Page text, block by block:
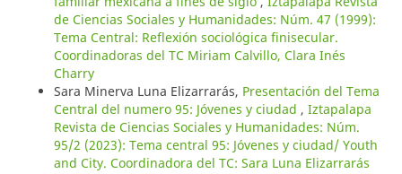
de Ciencias Sociales y Humanidades: Núm. 47 (1999):
Tema Central: Reflexión sociológica finisecular.
Coordinadoras del TC Miriam Calvillo, Clara Inés
Charry
Sara Minerva Luna Elizarrarás, Presentación del Tema
Central del numero 95: Jóvenes y ciudad , Iztapalapa
Revista de Ciencias Sociales y Humanidades: Núm.
95/2 (2023): Tema central 95: Jóvenes y ciudad/ Youth
and City. Coordinadora del TC: Sara Luna Elizarrarás